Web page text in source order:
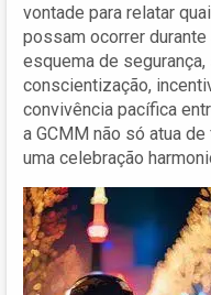
vontade para relatar
possam ocorrer
esquema de
conscientização,
convivência pacífica
a GCMM não só atua
uma celebração